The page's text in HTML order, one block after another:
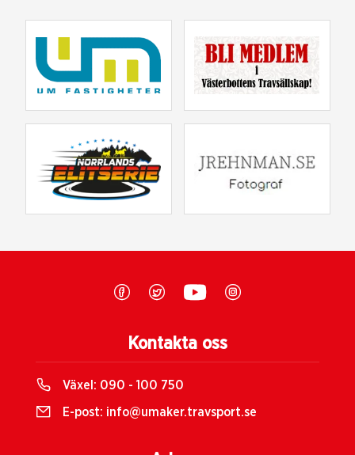
Kontakta oss
Växel: 090 - 100 750
E-post: info@umaker.travsport.se